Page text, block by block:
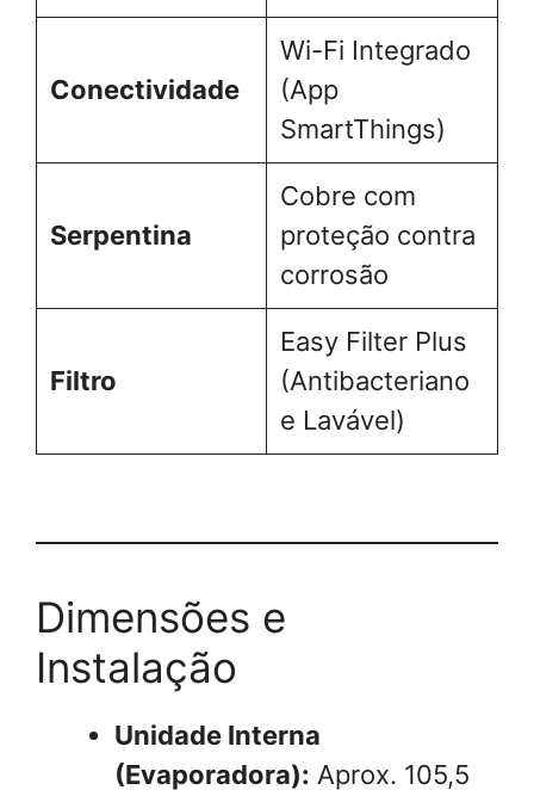
Conectividade
Wi-Fi Integrado
(App
SmartThings)
Serpentina
Cobre com
proteção contra
corrosão
Filtro
Easy Filter Plus
(Antibacteriano
e Lavável)
Dimensões e
Instalação
Unidade Interna
(Evaporadora): Aprox. 105,5